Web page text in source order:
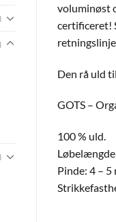
voluminøst
certificeret!
Den rå uld
GOTS –
100 % uld.
Pinde: 4 – 5